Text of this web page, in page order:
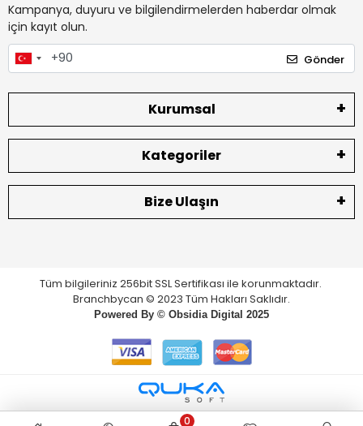
Kampanya, duyuru ve bilgilendirmelerden haberdar olmak
için kayıt olun.
Gönder
Kurumsal
Kategoriler
Bize Ulaşın
Tüm bilgileriniz 256bit SSL Sertifikası ile korunmaktadır.
Branchbycan © 2023 Tüm Hakları Saklıdır.
Powered By © Obsidia Digital 2025
0